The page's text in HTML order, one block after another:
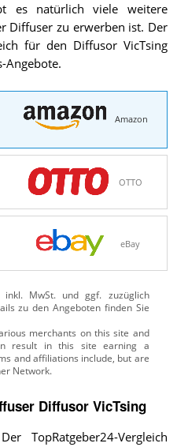
es natürlich viele weitere
Diffuser zu erwerben ist. Der
für den Diffusor VicTsing
Angebote.
Amazon
OTTO
eBay
MwSt. und ggf. zuzüglich
zu den Angeboten finden Sie
Diffusor VicTsing
TopRatgeber24-Vergleich